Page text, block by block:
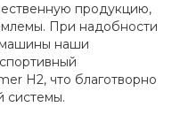
продукцию,
При надобности
машины наши
H2, что благотворно
системы.